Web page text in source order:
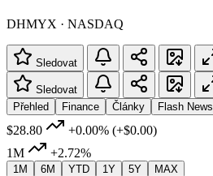
DHMYX · NASDAQ
Sledovat
Sledovat
Přehled
Finance Články Flash News
$28.80 +0.00% (+$0.00)
1M
+2.72%
1M 6M YTD 1Y 5Y MAX